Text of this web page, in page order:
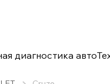
диагностика авто